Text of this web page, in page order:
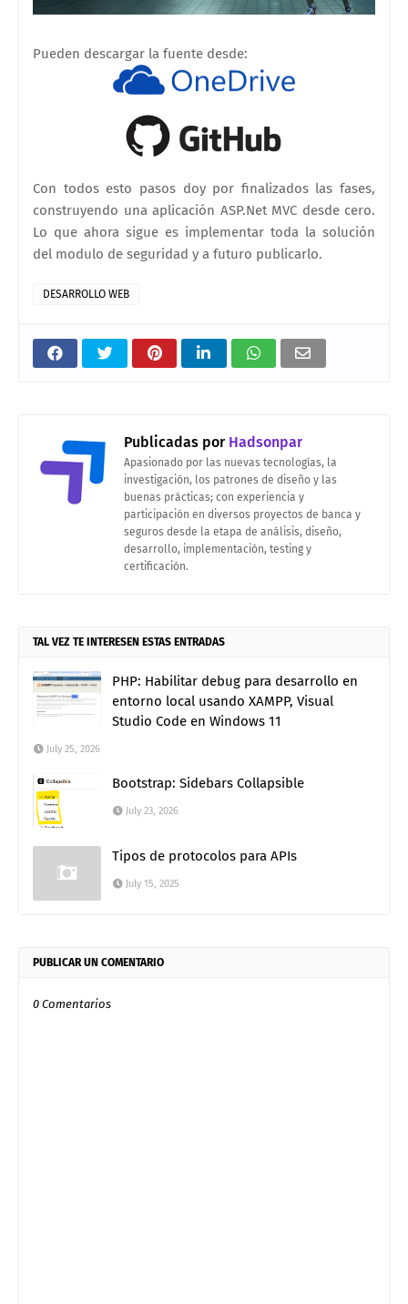
Pueden descargar la fuente desde:
Con todos esto pasos doy por finalizados las fases,
construyendo una aplicación ASP.Net MVC desde cero.
Lo que ahora sigue es implementar toda la solución
del modulo de seguridad y a futuro publicarlo.
DESARROLLO WEB
Publicadas porHadsonpar
Apasionado por las nuevas tecnologías, la
investigación, los patrones de diseño y las
buenas prácticas; con experiencia y
participación en diversos proyectos de banca y
seguros desde la etapa de análisis, diseño,
desarrollo, implementación, testing y
certificación.
TAL VEZ TE INTERESEN ESTAS ENTRADAS
PHP: Habilitar debug para desarrollo en
entorno local usando XAMPP, Visual
Studio Code en Windows 11
July 25, 2026
Bootstrap: Sidebars Collapsible
July 23, 2026
Tipos de protocolos para APIs
July 15, 2025
PUBLICAR UN COMENTARIO
0 Comentarios